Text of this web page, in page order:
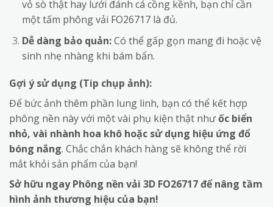
vỏ sò thật hay lưới đánh cá cồng kềnh, bạn chỉ cần
một tấm phông vải FO26717 là đủ.
Dễ dàng bảo quản:Có thể gấp gọn mang đi hoặc vệ
sinh nhẹ nhàng khi bám bẩn.
Gợi ý sử dụng (Tip chụp ảnh):
Để bức ảnh thêm phần lung linh, bạn có thể kết hợp
phông nền này với một vài phụ kiện thật nhưốc biển
nhỏ, vài nhành hoa khô hoặc sử dụng hiệu ứng đổ
bóng nắng. Chắc chắn khách hàng sẽ không thể rời
mắt khỏi sản phẩm của bạn!
Sở hữu ngay Phông nền vải 3D FO26717 để nâng tầm
hình ảnh thương hiệu của bạn!